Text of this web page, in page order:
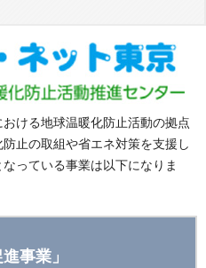
おける地球温暖化防止活動の拠点
止の取組や省エネ対策を支援し
っている事業は以下になりま
事業」